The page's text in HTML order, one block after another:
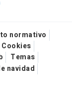
normativo
Temas
navidad